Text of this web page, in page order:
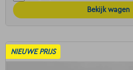
Bekijk wagen
NIEUWE PRIJS